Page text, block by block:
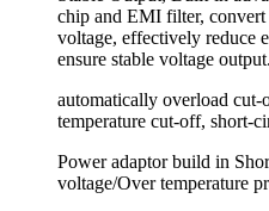
chip and EMI filter,
voltage, effectively reduce
ensure stable voltage output.
automatically overload
temperature cut-off, short-
Power adaptor build in
voltage/Over temperature